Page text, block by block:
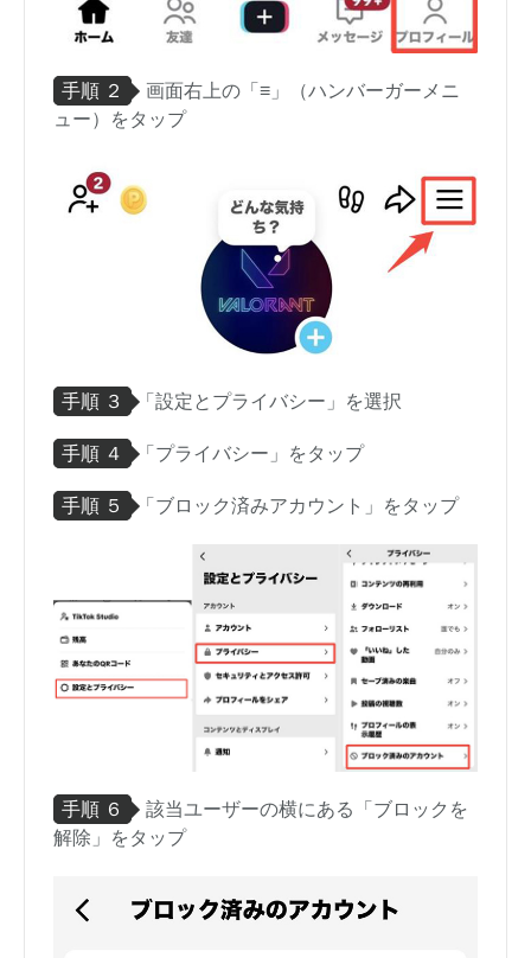
手順 ２
画面右上の「≡」（ハンバーガーメニ
ュー）をタップ
手順 ３ 「設定とプライバシー」を選択
手順 ４ 「プライバシー」をタップ
手順 ５ 「ブロック済みアカウント」をタップ
手順 ６
該当ユーザーの横にある「ブロックを
解除」をタップ